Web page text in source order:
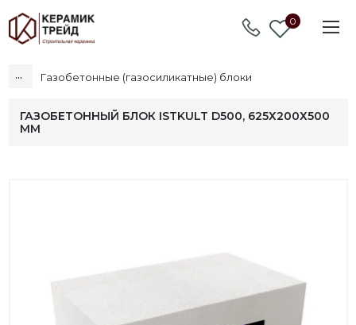
0
... Газобетонные (газосиликатные) блоки
ГАЗОБЕТОННЫЙ БЛОК ISTKULT D500, 625Х200Х500
ММ